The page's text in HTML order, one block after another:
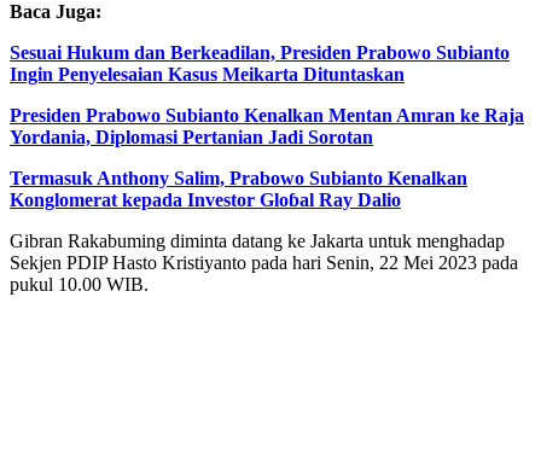
Baca Juga:
Sesuai Hukum dan Berkeadilan, Presiden Prabowo Subianto
Ingin Penyelesaian Kasus Meikarta Dituntaskan
Presiden Prabowo Subianto Kenalkan Mentan Amran ke Raja
Yordania, Diplomasi Pertanian Jadi Sorotan
Termasuk Anthony Salim, Prabowo Subianto Kenalkan
Konglomerat kepada Investor Gloɓal Ray Dalio
Gibran Rakabuming diminta datang ke Jakarta untuk menghadap
Sekjen PDIP Hasto Kristiyanto pada hari Senin, 22 Mei 2023 pada
pukul 10.00 WIB.